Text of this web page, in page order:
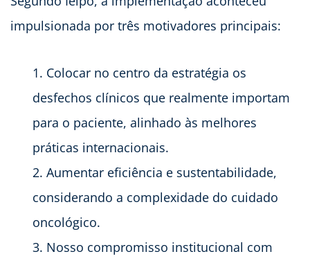
impulsionada por três motivadores principais:
Colocar no centro da estratégia os
desfechos clínicos que realmente importam
para o paciente, alinhado às melhores
práticas internacionais.
Aumentar eficiência e sustentabilidade,
considerando a complexidade do cuidado
oncológico.
Nosso compromisso institucional com